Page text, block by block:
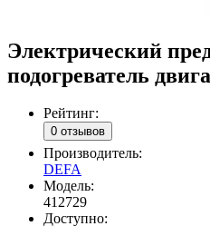
Электрический
подогреватель
Рейтинг:
0 отзывов
Производитель:
DEFA
Модель:
412729
Доступно: